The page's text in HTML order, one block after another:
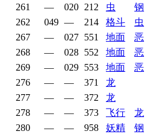
261 — 020 212 虫
钢
262 049 — 214 格斗
虫
267 — 027 551 地面
恶
268 — 028 552 地面
恶
269 — 029 553 地面
恶
276 — — 371
龙
277 — — 372
龙
278 — — 373 飞行
龙
280 — — 958 妖精
钢